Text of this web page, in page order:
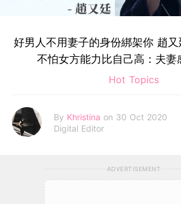
好男人不用妻子的身份綁架你 趙
不怕女方能力比自己高：夫妻
Hot Topics
By Khristina on 30 Oct 2020
Digital Editor
ADVERTISEMENT